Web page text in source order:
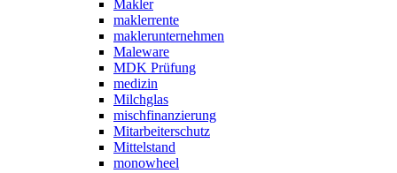
Makler
maklerrente
maklerunternehmen
Maleware
MDK Prüfung
medizin
Milchglas
mischfinanzierung
Mitarbeiterschutz
Mittelstand
monowheel